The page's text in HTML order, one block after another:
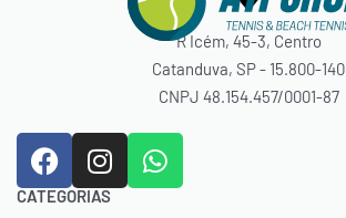
R Icém, 45-3, Centro
Catanduva, SP - 15.800-140
CNPJ 48.154.457/0001-87
CATEGORIAS